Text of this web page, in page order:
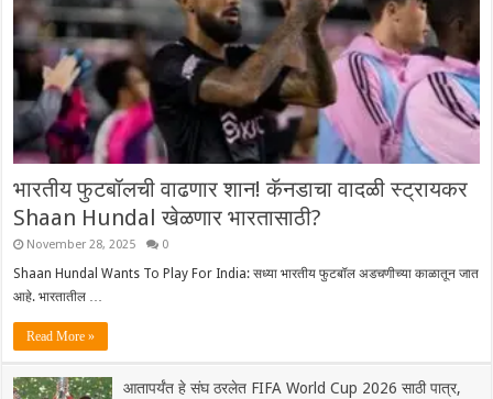
भारतीय फुटबॉलची वाढणार शान! कॅनडाचा वादळी स्ट्रायकर
Shaan Hundal खेळणार भारतासाठी?
November 28, 2025 0
Shaan Hundal Wants To Play For India: सध्या भारतीय फुटबॉल अडचणीच्या काळातून जात
आहे. भारतातील …
Read More »
आतापर्यंत हे संघ ठरलेत FIFA World Cup 2026 साठी पात्र,